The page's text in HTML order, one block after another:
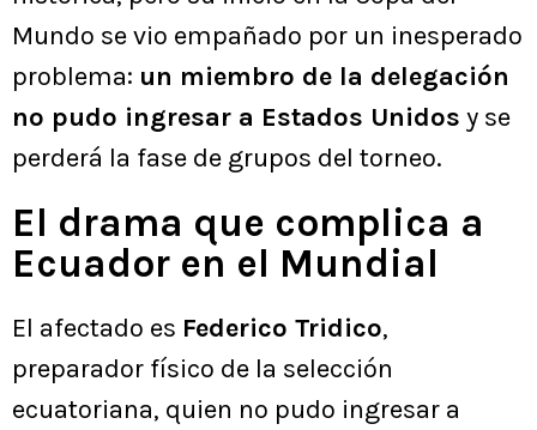
Mundo se vio empañado por un inesperado
problema: un miembro de la delegación
no pudo ingresar a Estados Unidos y se
perderá la fase de grupos del torneo.
El drama que complica a
Ecuador en el Mundial
El afectado es Federico Tridico,
preparador físico de la selección
ecuatoriana, quien no pudo ingresar a